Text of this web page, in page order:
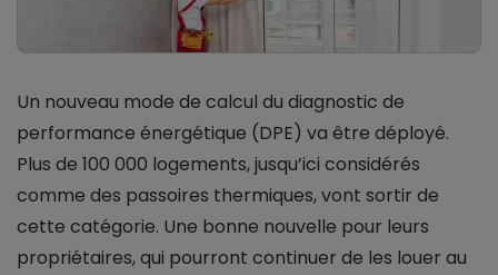
Un nouveau mode de calcul du diagnostic de
performance énergétique (DPE) va être déployé.
Plus de 100 000 logements, jusqu’ici considérés
comme des passoires thermiques, vont sortir de
cette catégorie. Une bonne nouvelle pour leurs
propriétaires, qui pourront continuer de les louer au